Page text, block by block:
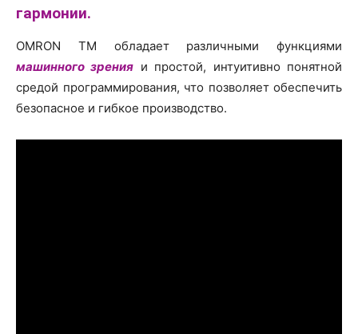
гармонии.
OMRON TM обладает различными функциями
машинного зрения и простой, интуитивно понятной
средой программирования, что позволяет обеспечить
безопасное и гибкое производство.